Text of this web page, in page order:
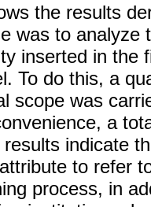
the results
was to analyze
inserted in the
To do this, a
scope was
a
indicate
to refer
process, in